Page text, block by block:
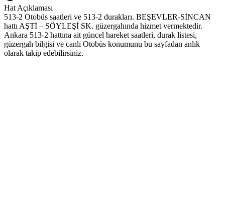
Hat Açıklaması
513-2 Otobüs saatleri ve 513-2 durakları. BEŞEVLER-SİNCAN
hattı AŞTİ – SÖYLEŞİ SK. güzergahında hizmet vermektedir.
Ankara 513-2 hattına ait güncel hareket saatleri, durak listesi,
güzergah bilgisi ve canlı Otobüs konumunu bu sayfadan anlık
olarak takip edebilirsiniz.